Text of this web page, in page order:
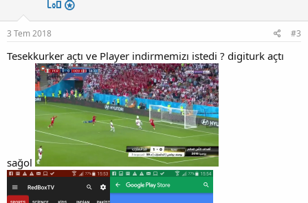
3 Tem 2018 #3
Tesekkurker açtı ve Player indirmemizı istedi ? digiturk açtı
sağol